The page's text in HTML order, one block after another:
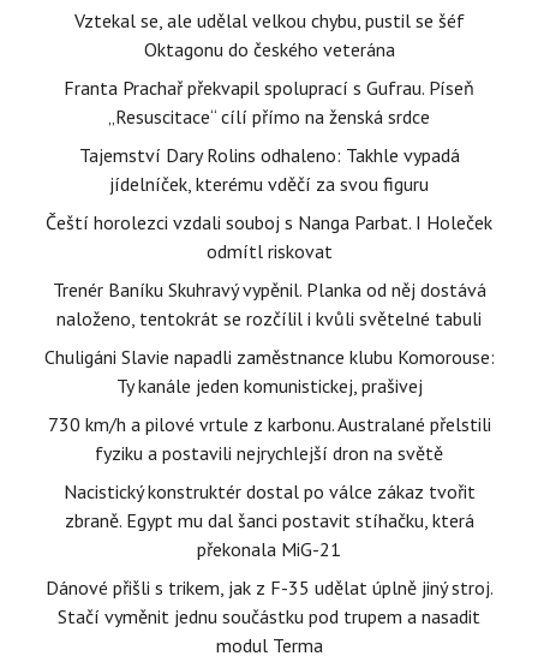
Vztekal se, ale udělal velkou chybu, pustil se šéf
Oktagonu do českého veterána
Franta Prachař překvapil spoluprací s Gufrau. Píseň
„Resuscitace“ cílí přímo na ženská srdce
Tajemství Dary Rolins odhaleno: Takhle vypadá
jídelníček, kterému vděčí za svou figuru
Čeští horolezci vzdali souboj s Nanga Parbat. I Holeček
odmítl riskovat
Trenér Baníku Skuhravý vypěnil. Planka od něj dostává
naloženo, tentokrát se rozčílil i kvůli světelné tabuli
Chuligáni Slavie napadli zaměstnance klubu Komorouse:
Ty kanále jeden komunistickej, prašivej
730 km/h a pilové vrtule z karbonu. Australané přelstili
fyziku a postavili nejrychlejší dron na světě
Nacistický konstruktér dostal po válce zákaz tvořit
zbraně. Egypt mu dal šanci postavit stíhačku, která
překonala MiG-21
Dánové přišli s trikem, jak z F-35 udělat úplně jiný stroj.
Stačí vyměnit jednu součástku pod trupem a nasadit
modul Terma